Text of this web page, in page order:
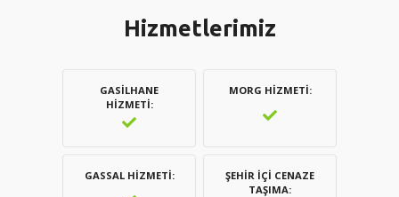
Hizmetlerimiz
GASILHANE
HIZMETI
MORG HIZMETI
GASSAL HIZMETI
ŞEHIR İÇI CENAZE
TAŞIMA